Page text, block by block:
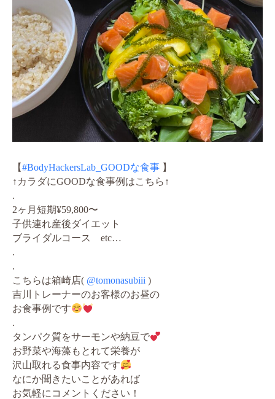
【#BodyHackersLab_GOODな食事 】
↑カラダにGOODな食事例はこちら↑
.
2ヶ月短期¥59,800〜
子供連れ産後ダイエット
ブライダルコース etc…
.
.
こちらは箱崎店( @tomonasubiii )
吉川トレーナーのお客様のお昼の
お食事例です
.
タンパク質をサーモンや納豆で
お野菜や海藻もとれて栄養が
沢山取れる食事内容です
なにか聞きたいことがあれば
お気軽にコメントください！